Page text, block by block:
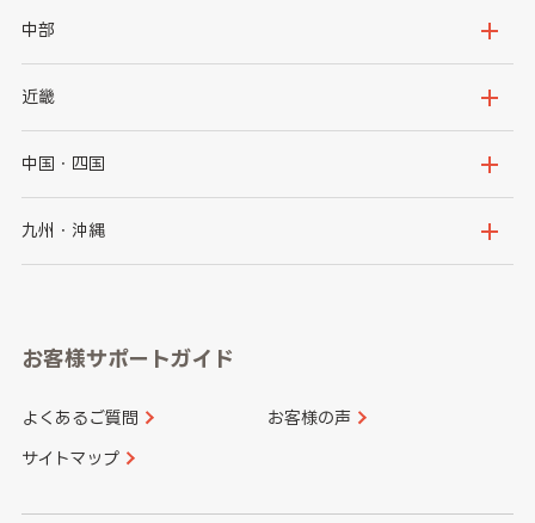
岩手県
秋田県
茨城県
群馬県
千葉県
神奈川県
中部
新潟県
石川県
山梨県
愛知県
近畿
大阪府
京都府
和歌山県
中国・四国
鳥取県
山口県
香川県 愛媛県
九州・沖縄
長崎県
大分県 宮崎県
お客様サポートガイド
よくあるご質問 お客様の声
サイトマップ